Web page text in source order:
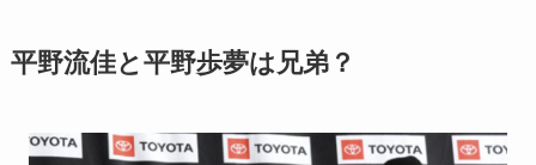
平野流佳と平野歩夢は兄弟？